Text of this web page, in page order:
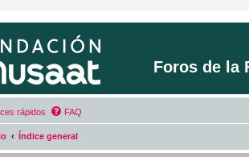
Foros de la
rápidos FAQ
Índice general